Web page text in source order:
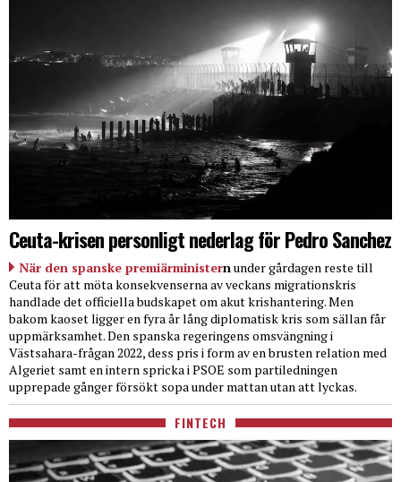
Ceuta-krisen personligt nederlag för Pedro Sanchez
När den spanske premiärministernunder gårdagen reste till
Ceuta för att möta konsekvenserna av veckans migrationskris
handlade det officiella budskapet om akut krishantering. Men
bakom kaoset ligger en fyra år lång diplomatisk kris som sällan får
uppmärksamhet. Den spanska regeringens omsvängning i
Västsahara-frågan 2022, dess pris i form av en brusten relation med
Algeriet samt en intern spricka i PSOE som partiledningen
upprepade gånger försökt sopa under mattan utan att lyckas.
FINTECH